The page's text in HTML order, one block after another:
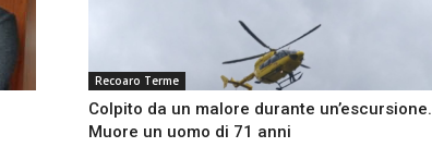
Recoaro Terme
Colpito da un malore durante un’escursione.
Muore un uomo di 71 anni